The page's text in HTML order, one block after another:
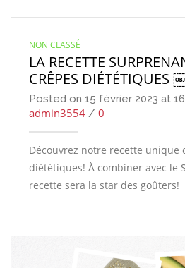
NON CLASSÉ
LA RECETTE
CRÊPES DIÉTÉTIQUES
Posted on 15 février 2023 at
admin3554 / 0
Découvrez notre recette unique
diététiques! À combiner avec le
recette sera la star des goûters!